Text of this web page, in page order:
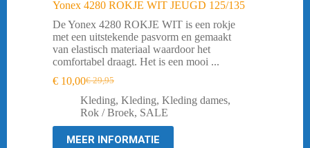
Yonex 4280 ROKJE WIT JEUGD 125/135
De Yonex 4280 ROKJE WIT is een rokje
met een uitstekende pasvorm en gemaakt
van elastisch materiaal waardoor het
comfortabel draagt. Het is een mooi ...
€29,95
Oorspronkelijke
prijs
was:
€ 10,00Huidige
prijs
is:
Kleding, Kleding, Kleding dames,
Rok / Broek, SALE
MEER INFORMATIE